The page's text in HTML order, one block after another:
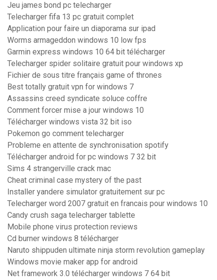
Jeu james bond pc telecharger
Telecharger fifa 13 pc gratuit complet
Application pour faire un diaporama sur ipad
Worms armageddon windows 10 low fps
Garmin express windows 10 64 bit télécharger
Telecharger spider solitaire gratuit pour windows xp
Fichier de sous titre français game of thrones
Best totally gratuit vpn for windows 7
Assassins creed syndicate soluce coffre
Comment forcer mise a jour windows 10
Télécharger windows vista 32 bit iso
Pokemon go comment telecharger
Probleme en attente de synchronisation spotify
Télécharger android for pc windows 7 32 bit
Sims 4 strangerville crack mac
Cheat criminal case mystery of the past
Installer yandere simulator gratuitement sur pc
Telecharger word 2007 gratuit en francais pour windows 10
Candy crush saga telecharger tablette
Mobile phone virus protection reviews
Cd burner windows 8 télécharger
Naruto shippuden ultimate ninja storm revolution gameplay
Windows movie maker app for android
Net framework 3.0 télécharger windows 7 64 bit